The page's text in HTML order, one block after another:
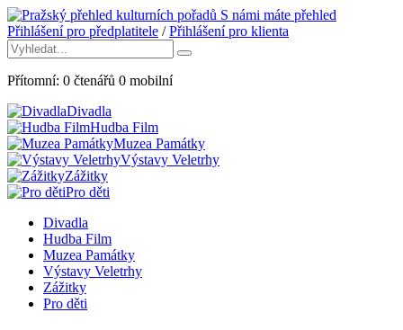
S námi máte přehled
Přihlášení pro předplatitele /Přihlášení pro klienta
Přítomní: 0 čtenářů 0 mobilní
Divadla
Hudba Film
Muzea Památky
Výstavy Veletrhy
Zážitky
Pro děti
Divadla
Hudba Film
Muzea Památky
Výstavy Veletrhy
Zážitky
Pro děti